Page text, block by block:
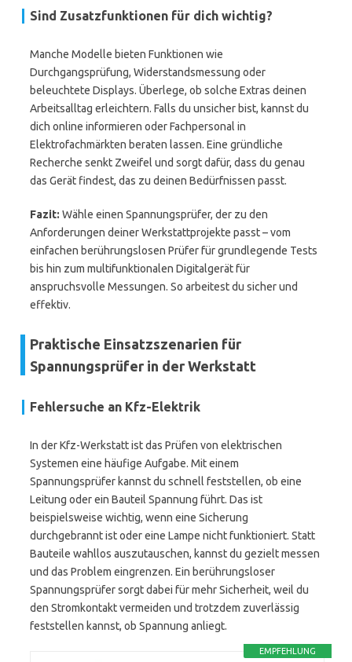
Sind Zusatzfunktionen für dich wichtig?
Manche Modelle bieten Funktionen wie
Durchgangsprüfung, Widerstandsmessung oder
beleuchtete Displays. Überlege, ob solche Extras deinen
Arbeitsalltag erleichtern. Falls du unsicher bist, kannst du
dich online informieren oder Fachpersonal in
Elektrofachmärkten beraten lassen. Eine gründliche
Recherche senkt Zweifel und sorgt dafür, dass du genau
das Gerät findest, das zu deinen Bedürfnissen passt.
Fazit: Wähle einen Spannungsprüfer, der zu den
Anforderungen deiner Werkstattprojekte passt – vom
einfachen berührungslosen Prüfer für grundlegende Tests
bis hin zum multifunktionalen Digitalgerät für
anspruchsvolle Messungen. So arbeitest du sicher und
effektiv.
Praktische Einsatzszenarien für
Spannungsprüfer in der Werkstatt
Fehlersuche an Kfz-Elektrik
In der Kfz-Werkstatt ist das Prüfen von elektrischen
Systemen eine häufige Aufgabe. Mit einem
Spannungsprüfer kannst du schnell feststellen, ob eine
Leitung oder ein Bauteil Spannung führt. Das ist
beispielsweise wichtig, wenn eine Sicherung
durchgebrannt ist oder eine Lampe nicht funktioniert. Statt
Bauteile wahllos auszutauschen, kannst du gezielt messen
und das Problem eingrenzen. Ein berührungsloser
Spannungsprüfer sorgt dabei für mehr Sicherheit, weil du
den Stromkontakt vermeiden und trotzdem zuverlässig
feststellen kannst, ob Spannung anliegt.
EMPFEHLUNG